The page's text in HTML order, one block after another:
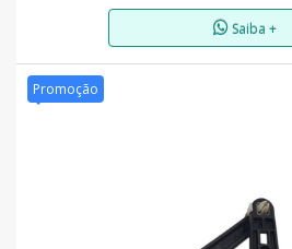
Saiba +
Promoção